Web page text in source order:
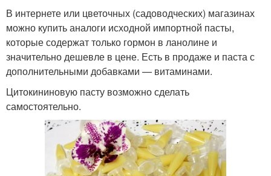
В интернете или цветочных (садоводческих) магазинах
можно купить аналоги исходной импортной пасты,
которые содержат только гормон в ланолине и
значительно дешевле в цене. Есть в продаже и паста с
дополнительными добавками — витаминами.
Цитокининовую пасту возможно сделать
самостоятельно.